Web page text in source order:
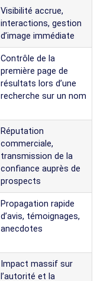
Visibilité accrue,
interactions, gestion
d’image immédiate
Contrôle de la
première page de
résultats lors d’une
recherche sur un nom
Réputation
commerciale,
transmission de la
confiance auprès de
prospects
Propagation rapide
d’avis, témoignages,
anecdotes
Impact massif sur
l’autorité et la